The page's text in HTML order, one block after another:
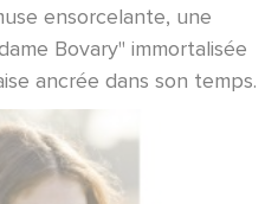
ensorcelante, une
Bovary" immortalisée
ancrée dans son temps.